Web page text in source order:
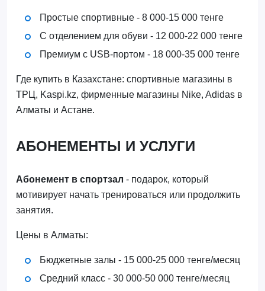
Простые спортивные - 8 000-15 000 тенге
С отделением для обуви - 12 000-22 000 тенге
Премиум с USB-портом - 18 000-35 000 тенге
Где купить в Казахстане: спортивные магазины в
ТРЦ, Kaspi.kz, фирменные магазины Nike, Adidas в
Алматы и Астане.
АБОНЕМЕНТЫ И УСЛУГИ
Абонемент в спортзал - подарок, который
мотивирует начать тренироваться или продолжить
занятия.
Цены в Алматы:
Бюджетные залы - 15 000-25 000 тенге/месяц
Средний класс - 30 000-50 000 тенге/месяц